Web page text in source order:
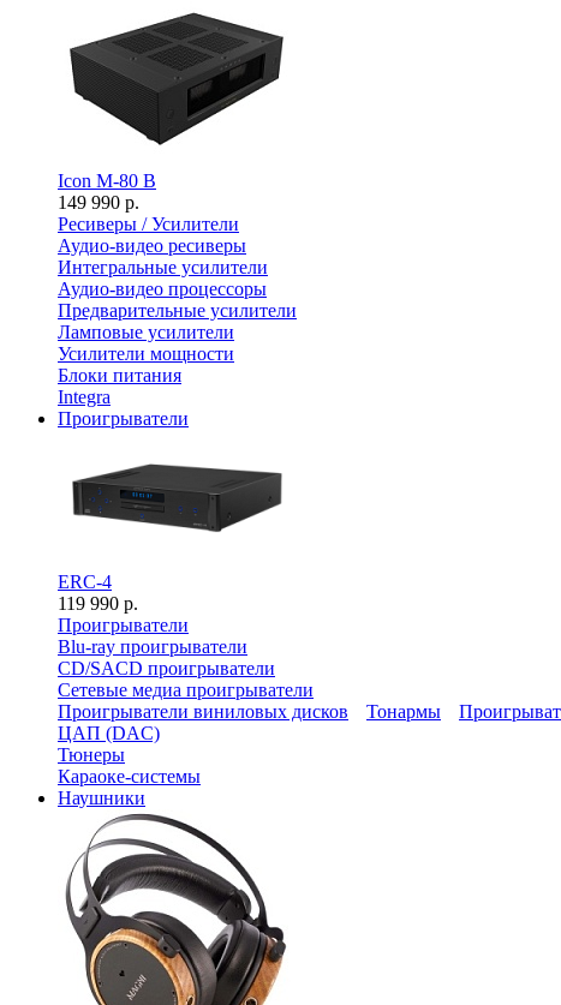
Icon M-80 B
149 990 р.
Ресиверы / Усилители
Аудио-видео ресиверы
Интегральные усилители
Аудио-видео процессоры
Предварительные усилители
Ламповые усилители
Усилители мощности
Блоки питания
Integra
Проигрыватели
ERC-4
119 990 р.
Проигрыватели
Blu-ray проигрыватели
CD/SACD проигрыватели
Сетевые медиа проигрыватели
Проигрыватели виниловых дисков
Тонармы
ЦАП (DAC)
Тюнеры
Караоке-системы
Наушники